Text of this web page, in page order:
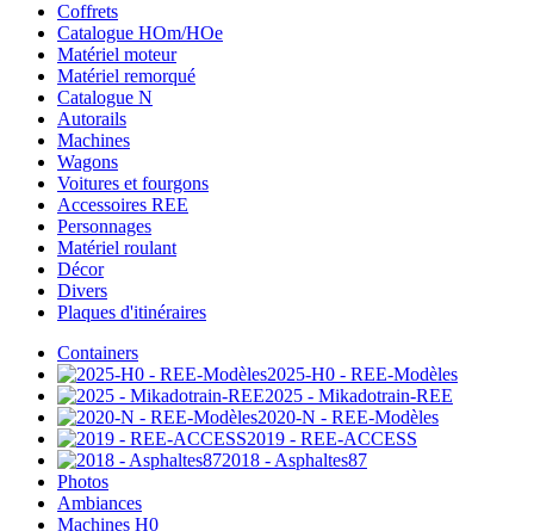
Coffrets
Catalogue HOm/HOe
Matériel moteur
Matériel remorqué
Catalogue N
Autorails
Machines
Wagons
Voitures et fourgons
Accessoires REE
Personnages
Matériel roulant
Décor
Divers
Plaques d'itinéraires
Containers
2025-H0 - REE-Modèles
2025 - Mikadotrain-REE
2020-N - REE-Modèles
2019 - REE-ACCESS
2018 - Asphaltes87
Photos
Ambiances
Machines H0